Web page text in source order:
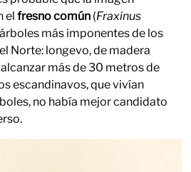
el fresno común(Fraxinus
más imponentes de los
Norte: longevo, de madera
más de 30 metros de
escandinavos, que vivían
no había mejor candidato